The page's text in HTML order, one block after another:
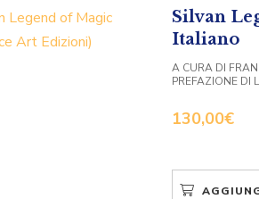
Silvan
Italiano
130,00€
A CURA DI
PREFAZIONE DI